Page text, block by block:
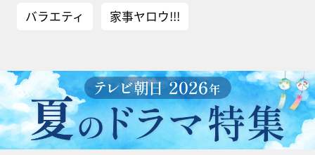
バラエティ 家事ヤロウ!!!